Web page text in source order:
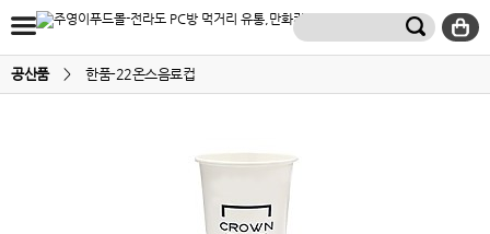
공산품 > 한품-22온스음료컵